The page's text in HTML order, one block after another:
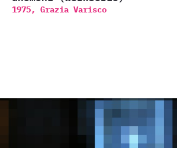
1975, Grazia Varisco